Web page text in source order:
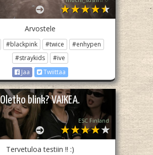
Arvostele
#blackpink #twice
#enhypen
#straykids
#ive
Jaa
Twiittaa
Oletko blink? VAIKEA.
ESC Finland
Tervetuloa testiin !! :)